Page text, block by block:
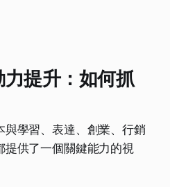
提升：如何抓
學習、表達、創業、行銷
供了一個關鍵能力的視